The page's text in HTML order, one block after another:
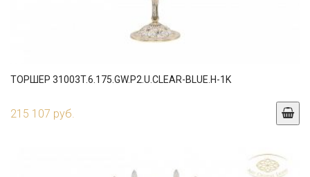
ТОРШЕР 31003T.6.175.GW.P2.U.CLEAR-BLUE.H-1K
215 107 руб.